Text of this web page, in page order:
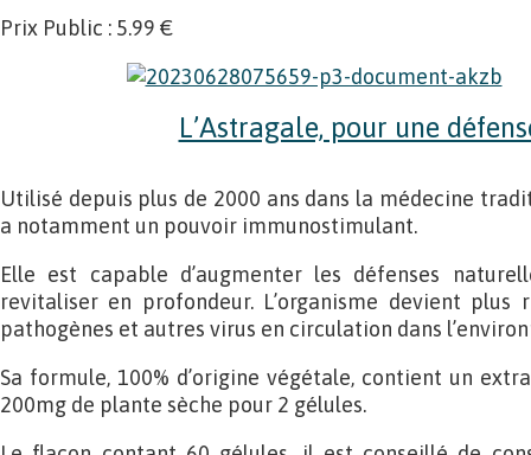
Prix Public : 5.99 €
L’Astragale, pour une
Utilisé depuis plus de 2000 ans dans la médecine
a notamment un pouvoir immunostimulant.
Elle est capable d’augmenter les défenses
revitaliser en profondeur. L’organisme devient
pathogènes et autres virus en circulation dans
Sa formule, 100% d’origine végétale, contient un
200mg de plante sèche pour 2 gélules.